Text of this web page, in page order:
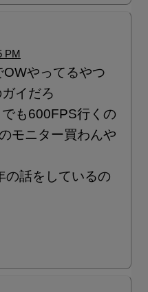
PM
やってるやつ
イだろ
も600FPS行くの
モニター買わんや
の話をしているの